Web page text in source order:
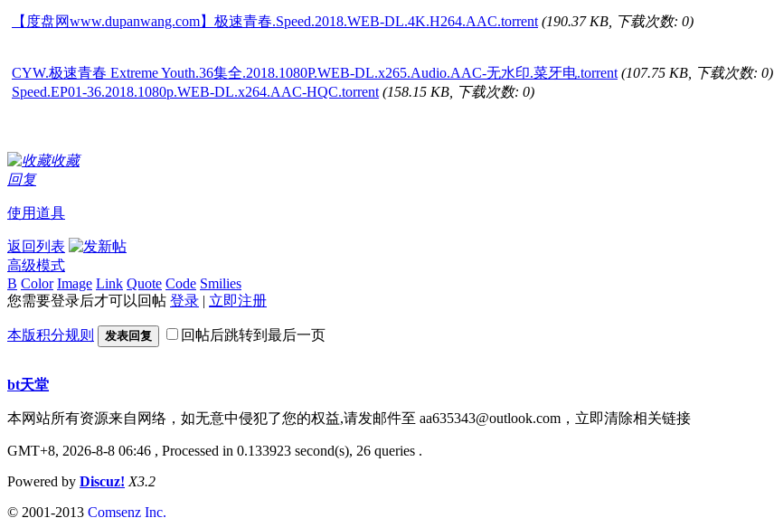
【度盘网www.dupanwang.com】极速青春.Speed.2018.WEB-DL.4K.H264.AAC.torrent (190.37 KB, 下载次数: 0)
CYW.极速青春 Extreme Youth.36集全.2018.1080P.WEB-DL.x265.Audio.AAC-无水印.菜牙电.torrent (107.75 KB, 下载次数: 0)
Speed.EP01-36.2018.1080p.WEB-DL.x264.AAC-HQC.torrent (158.15 KB, 下载次数: 0)
收藏
回复
使用道具
返回列表
高级模式
B Color Image Link Quote Code Smilies
您需要登录后才可以回帖 登录 | 立即注册
本版积分规则 发表回复 回帖后跳转到最后一页
bt天堂
本网站所有资源来自网络，如无意中侵犯了您的权益,请发邮件至 aa635343@outlook.com ，立即清除相关链接
GMT+8, 2026-8-8 06:46 , Processed in 0.133923 second(s), 26 queries .
Powered by Discuz! X3.2
© 2001-2013 Comsenz Inc.